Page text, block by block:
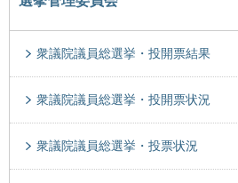
衆議院議員総選挙・投開票結果
衆議院議員総選挙・投開票状況
衆議院議員総選挙・投票状況